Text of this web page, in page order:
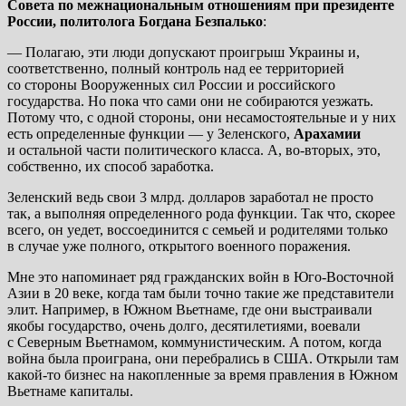
Совета по межнациональным отношениям при президенте
России, политолога Богдана Безпалько:
— Полагаю, эти люди допускают проигрыш Украины и,
соответственно, полный контроль над ее территорией
со стороны Вооруженных сил России и российского
государства. Но пока что сами они не собираются уезжать.
Потому что, с одной стороны, они несамостоятельные и у них
есть определенные функции — у Зеленского, Арахамии
и остальной части политического класса. А, во-вторых, это,
собственно, их способ заработка.
Зеленский ведь свои 3 млрд. долларов заработал не просто
так, а выполняя определенного рода функции. Так что, скорее
всего, он уедет, воссоединится с семьей и родителями только
в случае уже полного, открытого военного поражения.
Мне это напоминает ряд гражданских войн в Юго-Восточной
Азии в 20 веке, когда там были точно такие же представители
элит. Например, в Южном Вьетнаме, где они выстраивали
якобы государство, очень долго, десятилетиями, воевали
с Северным Вьетнамом, коммунистическим. А потом, когда
война была проиграна, они перебрались в США. Открыли там
какой-то бизнес на накопленные за время правления в Южном
Вьетнаме капиталы.